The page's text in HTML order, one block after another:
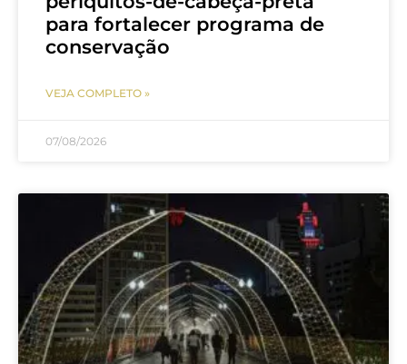
para fortalecer programa de
conservação
VEJA COMPLETO »
07/08/2026